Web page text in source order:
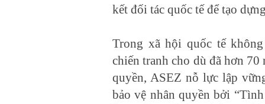
kết đối tác quốc tế để tạo
Trong xã hội quốc tế
chiến tranh cho dù đã hơn
quyền, ASEZ nỗ lực lập
bảo vệ nhân quyền bởi